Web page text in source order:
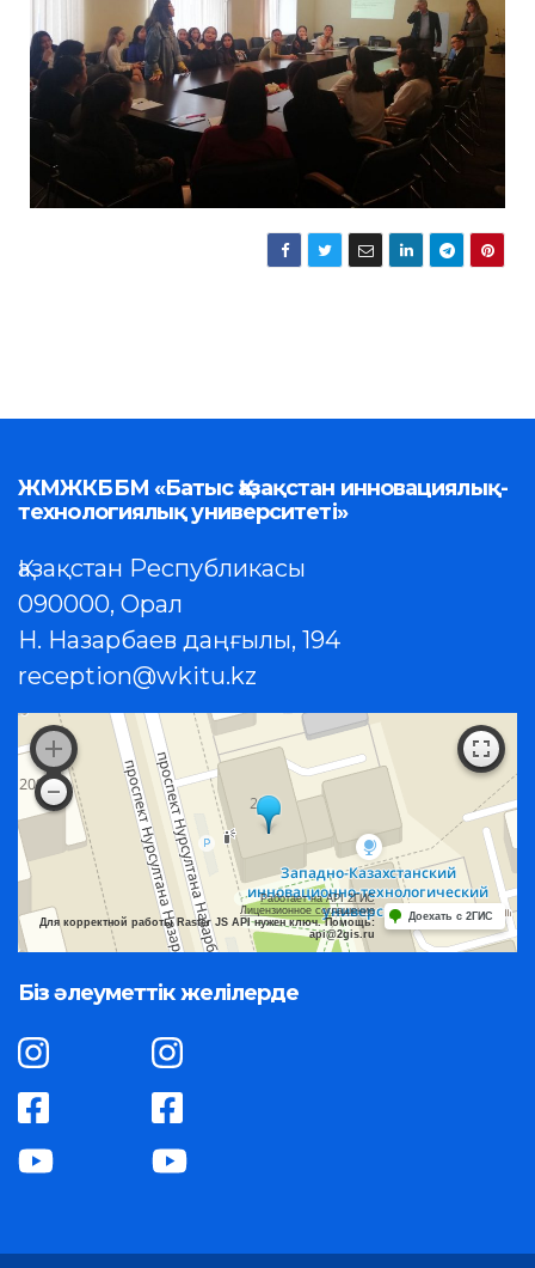
ЖМЖКББМ «Батыс Қазақстан инновациялық-
технологиялық университеті»
Қазақстан Республикасы
090000, Орал
Н. Назарбаев даңғылы, 194
reception@wkitu.kz
Работает на API 2ГИС
Лицензионное соглашение
Для корректной работы Raster JS API нужен ключ. Помощь:
api@2gis.ru
Доехать с 2ГИС
Біз әлеуметтік желілерде